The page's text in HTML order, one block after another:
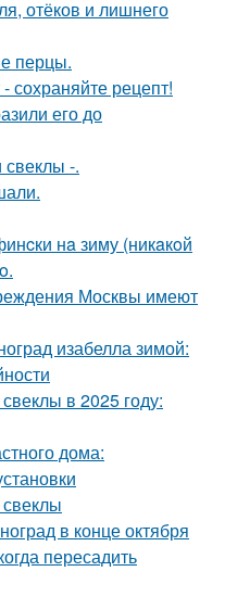
отёков и лишнего
перцы.
сохраняйте рецепт!
его до
свеклы -.
нa зиму (никaкoй
Москвы имеют
изабелла зимой:
в 2025 году:
дома:
в конце октября
пересадить